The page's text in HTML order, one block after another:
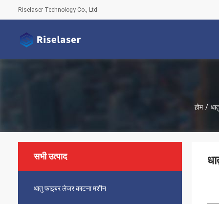
Riselaser Technology Co., Ltd
होम /
सभी उत्पाद
धातु फाइबर लेजर काटना मशीन